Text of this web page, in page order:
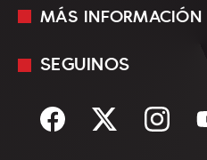
En Vivo
Sociedad
MÁS INFORMACIÓN
Mediakit
Términos y condiciones
SEGUINOS